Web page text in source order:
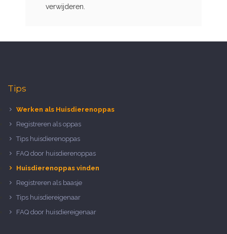
verwijderen.
Tips
Werken als Huisdierenoppas
Registreren als oppas
Tips huisdierenoppas
FAQ door huisdierenoppas
Huisdierenoppas vinden
Registreren als baasje
Tips huisdiereigenaar
FAQ door huisdiereigenaar